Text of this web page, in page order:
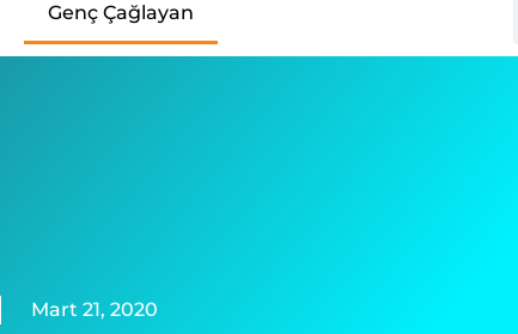
Genç Çağlayan
Mart 21, 2020